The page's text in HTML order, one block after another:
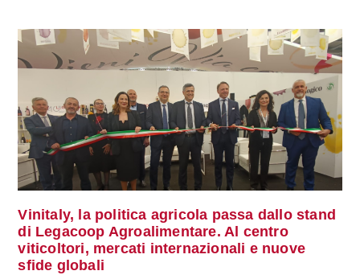
Vinitaly, la politica agricola passa dallo stand
di Legacoop Agroalimentare. Al centro
viticoltori, mercati internazionali e nuove
sfide globali